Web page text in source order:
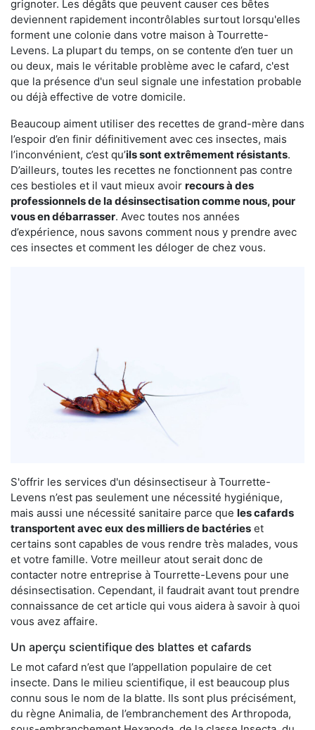
grignoter. Les dégâts que peuvent causer ces bêtes
deviennent rapidement incontrôlables surtout lorsqu'elles
forment une colonie dans votre maison à Tourrette-
Levens. La plupart du temps, on se contente d’en tuer un
ou deux, mais le véritable problème avec le cafard, c'est
que la présence d'un seul signale une infestation probable
ou déjà effective de votre domicile.
Beaucoup aiment utiliser des recettes de grand-mère dans
l’espoir d’en finir définitivement avec ces insectes, mais
l’inconvénient, c’est qu’ils sont extrêmement résistants.
D’ailleurs, toutes les recettes ne fonctionnent pas contre
ces bestioles et il vaut mieux avoir recours à des
professionnels de la désinsectisation comme nous, pour
vous en débarrasser. Avec toutes nos années
d’expérience, nous savons comment nous y prendre avec
ces insectes et comment les déloger de chez vous.
S'offrir les services d'un désinsectiseur à Tourrette-
Levens n’est pas seulement une nécessité hygiénique,
mais aussi une nécessité sanitaire parce que les cafards
transportent avec eux des milliers de bactéries et
certains sont capables de vous rendre très malades, vous
et votre famille. Votre meilleur atout serait donc de
contacter notre entreprise à Tourrette-Levens pour une
désinsectisation. Cependant, il faudrait avant tout prendre
connaissance de cet article qui vous aidera à savoir à quoi
vous avez affaire.
Un aperçu scientifique des blattes et cafards
Le mot cafard n’est que l’appellation populaire de cet
insecte. Dans le milieu scientifique, il est beaucoup plus
connu sous le nom de la blatte. Ils sont plus précisément,
du règne Animalia, de l’embranchement des Arthropoda,